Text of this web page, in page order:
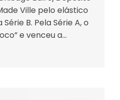
Ville pelo elástico
B. Pela Série A, o
e venceu a…